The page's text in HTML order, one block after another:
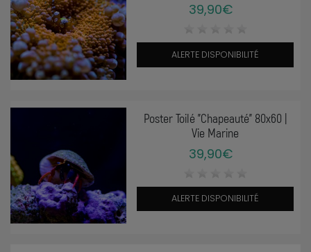
39,90€
ALERTE DISPONIBILITÉ
Poster Toilé "Chapeauté" 80x60 |
Vie Marine
39,90€
ALERTE DISPONIBILITÉ